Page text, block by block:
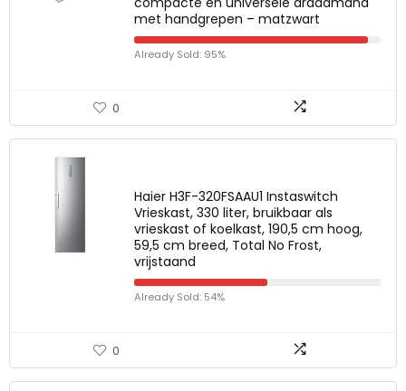
met handgrepen – matzwart
Already Sold: 95%
0
Haier H3F-320FSAAU1 Instaswitch
Vrieskast, 330 liter, bruikbaar als
vrieskast of koelkast, 190,5 cm hoog,
59,5 cm breed, Total No Frost,
vrijstaand
Already Sold: 54%
0